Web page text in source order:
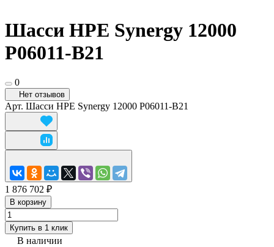
Шасси HPE Synergy 12000
P06011-B21
0
Нет отзывов
Арт. Шасси HPE Synergy 12000 P06011-B21
1 876 702 ₽
В корзину
Купить в 1 клик
В наличии